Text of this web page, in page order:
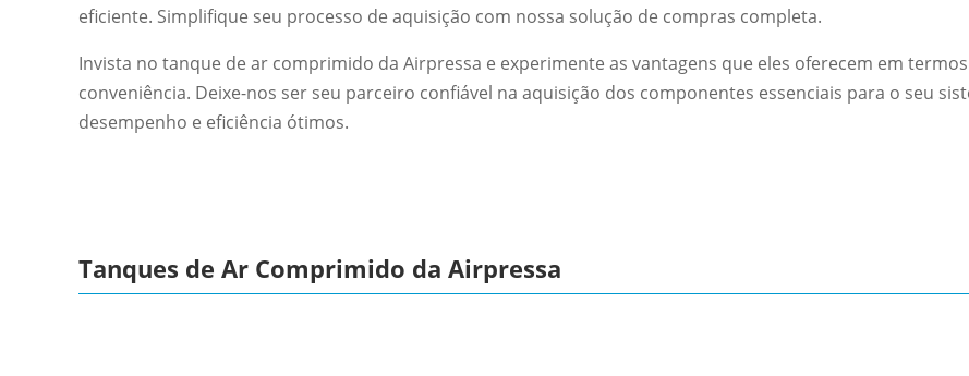
eficiente. Simplifique seu processo de aquisição com nossa solução de compras completa.
Invista no tanque de ar comprimido da Airpressa e experimente as vantagens que eles oferecem em
conveniência. Deixe-nos ser seu parceiro confiável na aquisição dos componentes essenciais para o seu
desempenho e eficiência ótimos.
Tanques de Ar Comprimido da Airpressa